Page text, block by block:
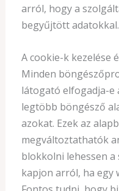
arról, hogy a
begyűjtött adatokkal.
A cookie-k kezelése
Minden
látogató elfogadja-e
legtöbb böngésző
azokat. Ezek az
megváltoztathatók
blokkolni lehessen
kapjon arról, ha egy